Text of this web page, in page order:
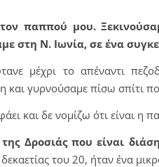
παππού μου.
στη Ν. Ιωνία, σε ένα
μέχρι το απέναντι
και γυρνούσαμε πίσω σπίτι
και δε νομίζω ότι είναι η
Δροσιάς που είναι
του 20, ήταν ένα